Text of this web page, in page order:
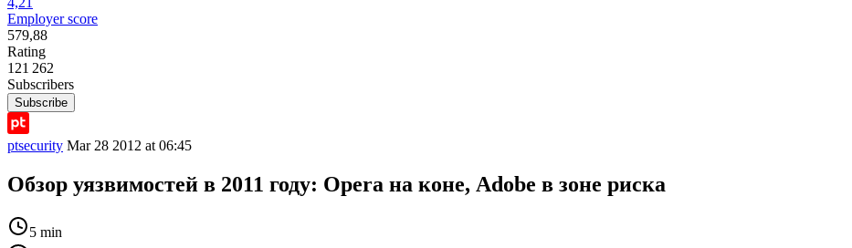
Employer score
579,88
Rating
121 262
Subscribers
Subscribe
ptsecurity Mar 28 2012 at 06:45
Обзор уязвимостей в 2011 году: Opera на коне, Adobe в зоне риска
5 min